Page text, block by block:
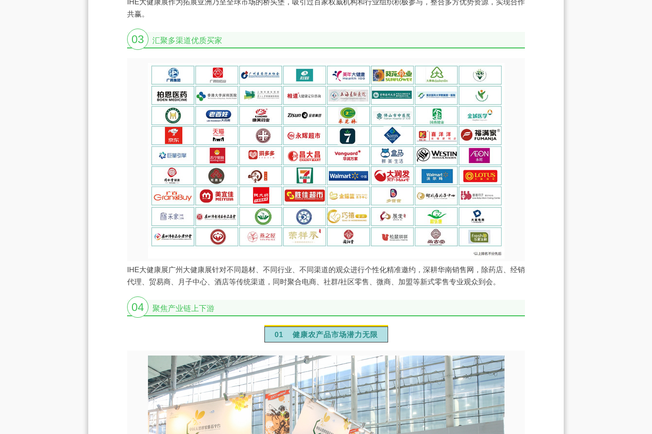
IHE大健康展作为拓展亚洲乃至全球市场的桥头堡，吸引过百家权威机构和行业组织积极参与，整合多方优势资源，实现合作
共赢。
03 汇聚多渠道优质买家
IHE大健康展广州大健康展针对不同题材、不同行业、不同渠道的观众进行个性化精准邀约，深耕华南销售网，除药店、经销
代理、贸易商、月子中心、酒店等传统渠道，同时聚合电商、社群/社区零售、微商、加盟等新式零售专业观众到会。
04 聚焦产业链上下游
01 健康农产品市场潜力无限